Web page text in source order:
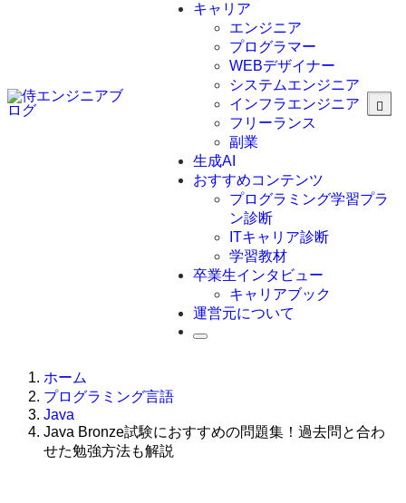
C言語
C#
VBA
Go言語
Kotlin
Java
JavaScript
Swift
Ruby
キャリア
エンジニア
プログラマー
WEBデザイナー
システムエンジニア
インフラエンジニア
フリーランス
副業
生成AI
おすすめコンテンツ
プログラミング学習プラ
ン診断
ITキャリア診断
学習教材
卒業生インタビュー
キャリアブック
運営元について
ホーム
プログラミング言語
Java
Java Bronze試験におすすめの問題集！過去問と合わ
せた勉強方法も解説